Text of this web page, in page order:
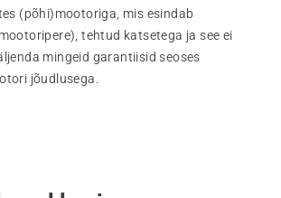
(põhi)mootoriga, mis esindab
tehtud katsetega ja see ei
mingeid garantiisid seoses
jõudlusega.